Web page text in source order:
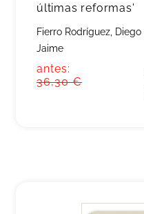
últimas reformas'
Fierro Rodríguez, Diego
Jaime
antes:
36,30 €